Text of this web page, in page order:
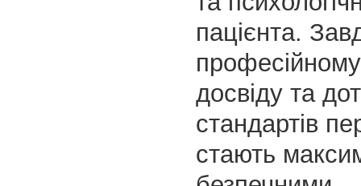
пацієнта.
професійному
досвіду та
стандартів
стають